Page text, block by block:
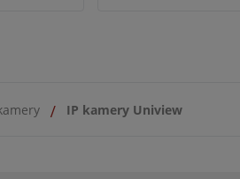
IP kamery Uniview